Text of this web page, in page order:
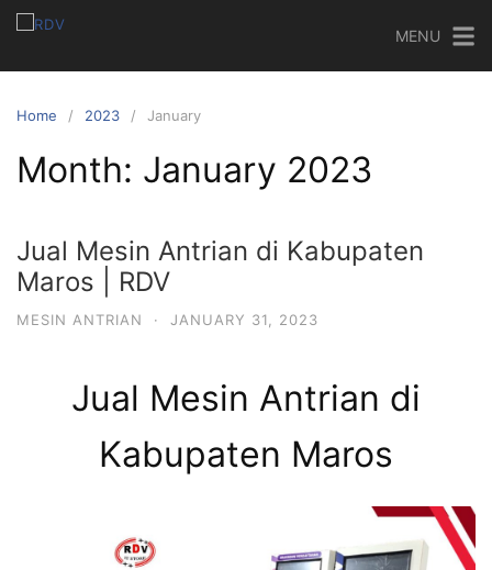
MENU
Home 2023 January
Month: January 2023
Jual Mesin Antrian di Kabupaten
Maros | RDV
MESIN ANTRIAN · JANUARY 31, 2023
Jual Mesin Antrian di
Kabupaten Maros